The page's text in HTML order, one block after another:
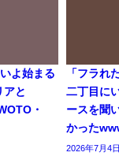
よ始まる
アと
・
「フラれ
二丁目に
ースを聞
かった
2026年7月4日